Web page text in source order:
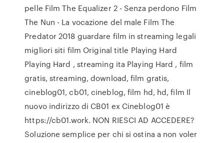
pelle Film The Equalizer 2 - Senza perdono Film
The Nun - La vocazione del male Film The
Predator 2018 guardare film in streaming legali
migliori siti film Original title Playing Hard
Playing Hard , streaming ita Playing Hard , film
gratis, streaming, download, film gratis,
cineblog01, cb01, cineblog, film hd, hd, film Il
nuovo indirizzo di CB01 ex Cineblog01 è
https://cb01.work. NON RIESCI AD ACCEDERE?
Soluzione semplice per chi si ostina a non voler